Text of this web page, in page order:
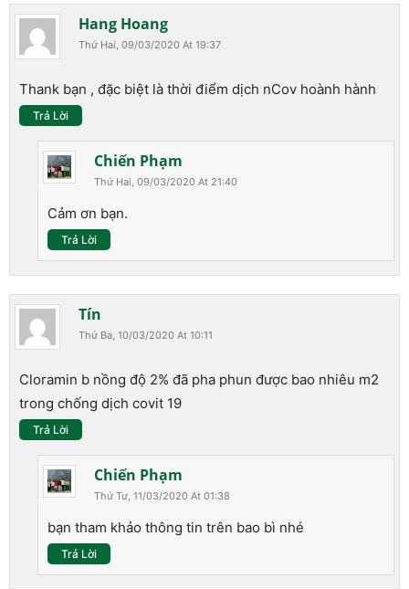
Hang Hoang
Thứ Hai, 09/03/2020 At 19:37
Thank bạn , đặc biệt là thời điểm dịch nCov hoành hành
Trả Lời
Chiến Phạm
Thứ Hai, 09/03/2020 At 21:40
Cảm ơn bạn.
Trả Lời
Tín
Thứ Ba, 10/03/2020 At 10:11
Cloramin b nồng độ 2% đã pha phun được bao nhiêu m2
trong chống dịch covit 19
Trả Lời
Chiến Phạm
Thứ Tư, 11/03/2020 At 01:38
bạn tham khảo thông tin trên bao bì nhé
Trả Lời